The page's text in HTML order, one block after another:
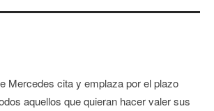
Mercedes cita y emplaza por el plazo
aquellos que quieran hacer valer sus